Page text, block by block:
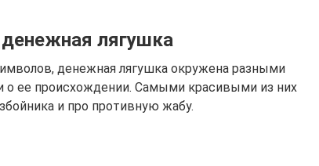
лягушка
денежная лягушка окружена разными
ее происхождении. Самыми красивыми из них
и про противную жабу.